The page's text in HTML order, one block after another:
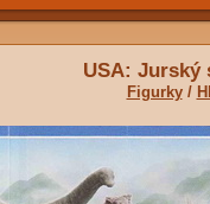
USA: Jurský
Figurky/